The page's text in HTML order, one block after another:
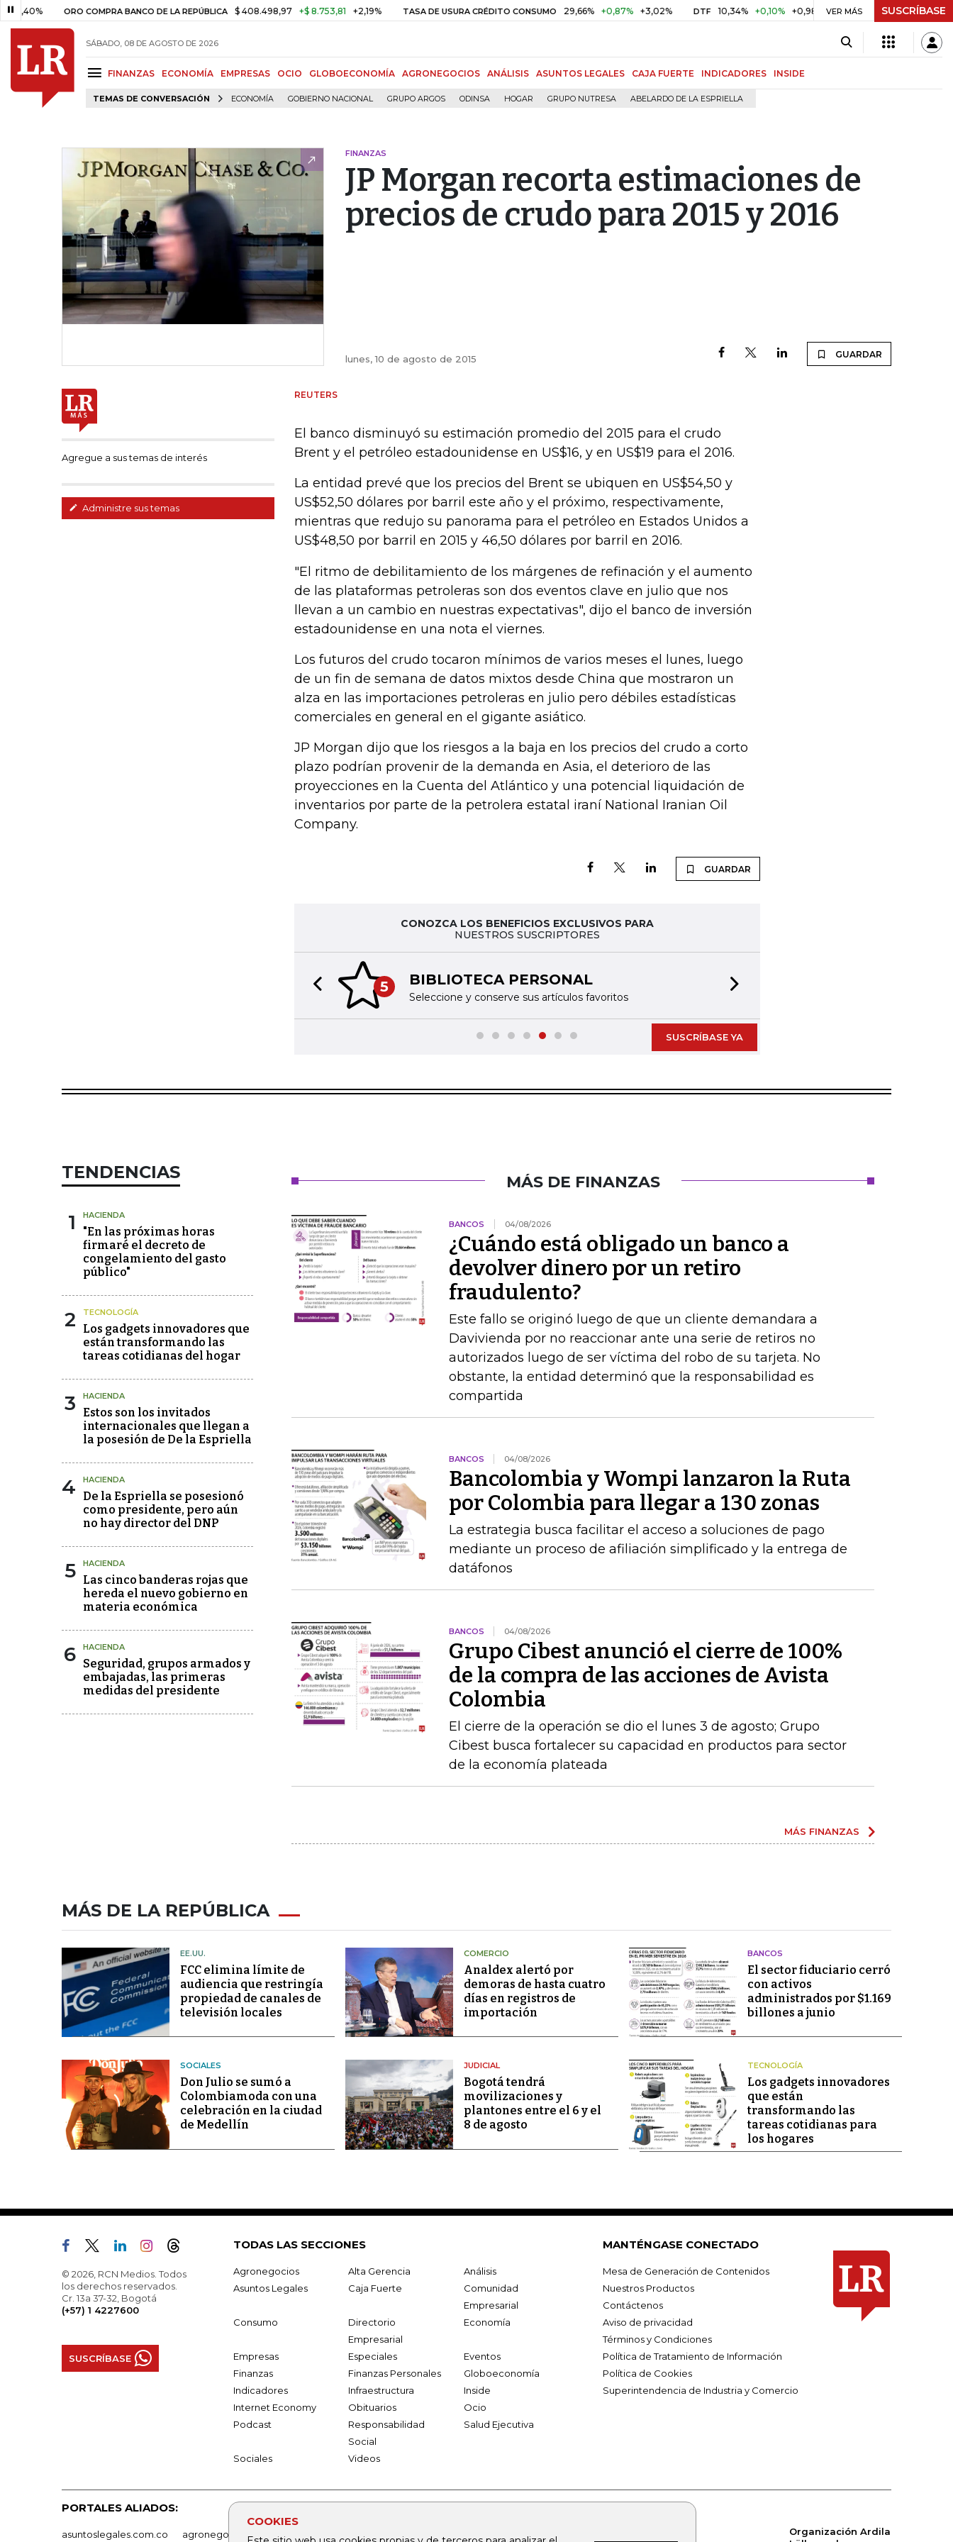
ORO COMPRA BANCO DE LA REPÚBLICA $ 408.498,97 +$ 8.753,81 +2,19% TASA DE USURA CRÉDITO CONSUMO 29,66% +0,87% +3,02% DTF 10,34% +0,10% +0,98% UVR $ 416,96 +$ 0,05 +0,01%
VER MÁS SUSCRÍBASE
SÁBADO, 08 DE AGOSTO DE 2026
FINANZAS ECONOMÍA EMPRESAS OCIO GLOBOECONOMÍA AGRONEGOCIOS ANÁLISIS ASUNTOS LEGALES CAJA FUERTE INDICADORES INSIDE
TEMAS DE CONVERSACIÓN ECONOMÍA GOBIERNO NACIONAL GRUPO ARGOS ODINSA HOGAR GRUPO NUTRESA ABELARDO DE LA ESPRIELLA
COOKIES
FINANZAS
JP Morgan recorta estimaciones de
precios de crudo para 2015 y 2016
lunes, 10 de agosto de 2015 GUARDAR
Agregue a sus temas de interés
Administre sus temas
REUTERS
El banco disminuyó su estimación promedio del 2015 para el crudo
Brent y el petróleo estadounidense en US$16, y en US$19 para el 2016.
La entidad prevé que los precios del Brent se ubiquen en US$54,50 y
US$52,50 dólares por barril este año y el próximo, respectivamente,
mientras que redujo su panorama para el petróleo en Estados Unidos a
US$48,50 por barril en 2015 y 46,50 dólares por barril en 2016.
"El ritmo de debilitamiento de los márgenes de refinación y el aumento
de las plataformas petroleras son dos eventos clave en julio que nos
llevan a un cambio en nuestras expectativas", dijo el banco de inversión
estadounidense en una nota el viernes.
Los futuros del crudo tocaron mínimos de varios meses el lunes, luego
de un fin de semana de datos mixtos desde China que mostraron un
alza en las importaciones petroleras en julio pero débiles estadísticas
comerciales en general en el gigante asiático.
JP Morgan dijo que los riesgos a la baja en los precios del crudo a corto
plazo podrían provenir de la demanda en Asia, el deterioro de las
proyecciones en la Cuenta del Atlántico y una potencial liquidación de
inventarios por parte de la petrolera estatal iraní National Iranian Oil
Company.
GUARDAR
CONOZCA LOS BENEFICIOS EXCLUSIVOS PARA
NUESTROS SUSCRIPTORES
5 BIBLIOTECA PERSONAL
Seleccione y conserve sus artículos favoritos
Previous slide
SUSCRÍBASE YA
TENDENCIAS
1 HACIENDA
"En las próximas horas
firmaré el decreto de
congelamiento del gasto
público"
2 TECNOLOGÍA
Los gadgets innovadores que
están transformando las
tareas cotidianas del hogar
3 HACIENDA
Estos son los invitados
internacionales que llegan a
la posesión de De la Espriella
4 HACIENDA
De la Espriella se posesionó
como presidente, pero aún
no hay director del DNP
5 HACIENDA
Las cinco banderas rojas que
hereda el nuevo gobierno en
materia económica
6 HACIENDA
Seguridad, grupos armados y
embajadas, las primeras
medidas del presidente
MÁS DE FINANZAS
BANCOS 04/08/2026
¿Cuándo está obligado un banco a
devolver dinero por un retiro
fraudulento?
Este fallo se originó luego de que un cliente demandara a
Davivienda por no reaccionar ante una serie de retiros no
autorizados luego de ser víctima del robo de su tarjeta. No
obstante, la entidad determinó que la responsabilidad es
compartida
BANCOS 04/08/2026
Bancolombia y Wompi lanzaron la Ruta
por Colombia para llegar a 130 zonas
La estrategia busca facilitar el acceso a soluciones de pago
mediante un proceso de afiliación simplificado y la entrega de
datáfonos
BANCOS 04/08/2026
Grupo Cibest anunció el cierre de 100%
de la compra de las acciones de Avista
Colombia
El cierre de la operación se dio el lunes 3 de agosto; Grupo
Cibest busca fortalecer su capacidad en productos para sector
de la economía plateada
MÁS FINANZAS
MÁS DE LA REPÚBLICA
EE.UU.
FCC elimina límite de
audiencia que restringía
propiedad de canales de
televisión locales
COMERCIO
Analdex alertó por
demoras de hasta cuatro
días en registros de
importación
BANCOS
El sector fiduciario cerró
con activos
administrados por $1.169
billones a junio
SOCIALES
Don Julio se sumó a
Colombiamoda con una
celebración en la ciudad
de Medellín
JUDICIAL
Bogotá tendrá
movilizaciones y
plantones entre el 6 y el
8 de agosto
TECNOLOGÍA
Los gadgets innovadores
que están
transformando las
tareas cotidianas para
los hogares
© 2026, RCN Medios. Todos
los derechos reservados.
Cr. 13a 37-32, Bogotá
(+57) 1 4227600
SUSCRÍBASE
TODAS LAS SECCIONES
Agronegocios Alta Gerencia
Análisis
Asuntos Legales
Caja Fuerte
Comunidad
Empresarial
Consumo
Directorio
Empresarial
Economía
Empresas Especiales
Eventos
Finanzas
Finanzas Personales
Globoeconomía
Indicadores
Infraestructura
Inside
Internet Economy
Obituarios
Ocio
Podcast
Responsabilidad
Social
Salud Ejecutiva
Sociales Videos
MANTÉNGASE CONECTADO
Mesa de Generación de Contenidos
Nuestros Productos
Contáctenos
Aviso de privacidad
Términos y Condiciones
Política de Tratamiento de Información
Política de Cookies
Superintendencia de Industria y Comercio
PORTALES ALIADOS:
asuntoslegales.com.co agronegocios.co empresas.larepublica.co firmasdeabogados.com bolsaencolombia.com
Organización Ardila